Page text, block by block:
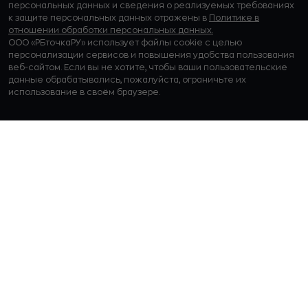
персональных данных и сведения о реализуемых требованиях
к защите персональных данных отражены в Политике в
отношении обработки персональных данных.
ООО «РБточкаРУ» использует файлы cookie с целью
персонализации сервисов и повышения удобства пользования
веб-сайтом. Если вы не хотите, чтобы ваши пользовательские
данные обрабатывались, пожалуйста, ограничьте их
использование в своём браузере.